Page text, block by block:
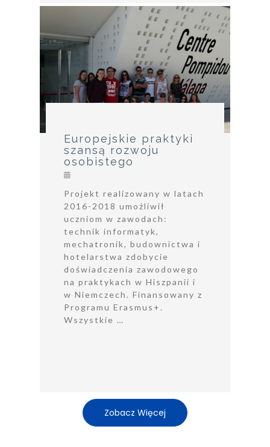
Europejskie praktyki
szansą rozwoju
osobistego
Projekt realizowany w latach
2016-2018 umożliwił
uczniom w zawodach:
technik informatyk,
mechatronik, budownictwa i
hotelarstwa zdobycie
doświadczenia zawodowego
na praktykach w Hiszpanii i
w Niemczech. Finansowany z
Programu Erasmus+.
Wszystkie …
Zobacz Więcej